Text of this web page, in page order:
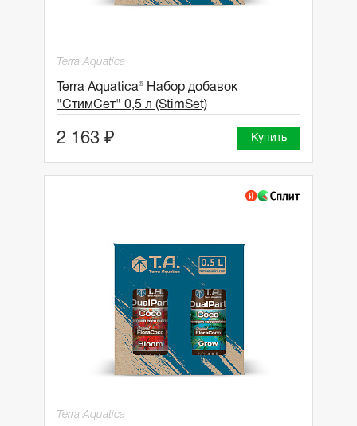
Terra Aquatica
Terra Aquatica® Набор добавок
"СтимСет" 0,5 л (StimSet)
2 163 ₽ Купить
Terra Aquatica